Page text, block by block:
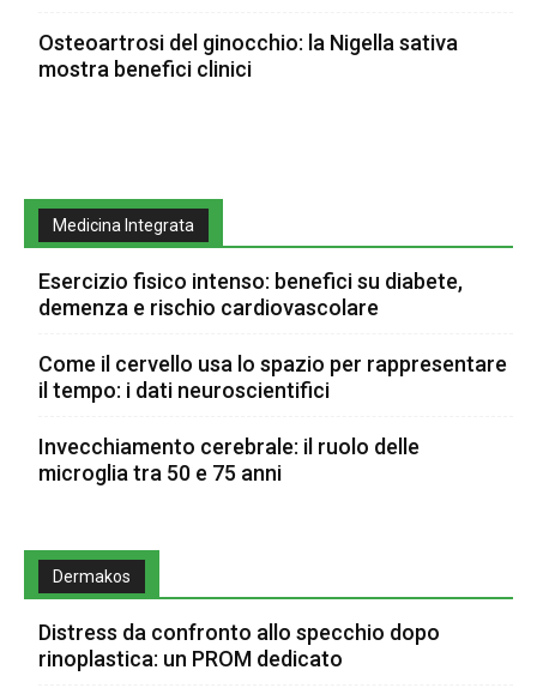
Osteoartrosi del ginocchio: la Nigella sativa
mostra benefici clinici
Medicina Integrata
Esercizio fisico intenso: benefici su diabete,
demenza e rischio cardiovascolare
Come il cervello usa lo spazio per rappresentare
il tempo: i dati neuroscientifici
Invecchiamento cerebrale: il ruolo delle
microglia tra 50 e 75 anni
Dermakos
Distress da confronto allo specchio dopo
rinoplastica: un PROM dedicato